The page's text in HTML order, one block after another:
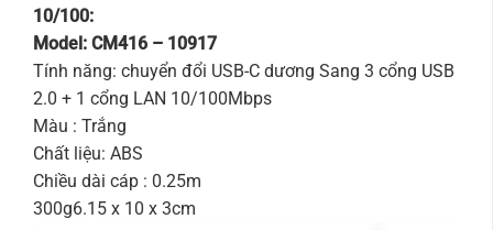
10/100:
Model: CM416 – 10917
Tính năng: chuyển đổi USB-C dương Sang 3 cổng USB
2.0 + 1 cổng LAN 10/100Mbps
Màu : Trắng
Chất liệu: ABS
Chiều dài cáp : 0.25m
300g6.15 x 10 x 3cm